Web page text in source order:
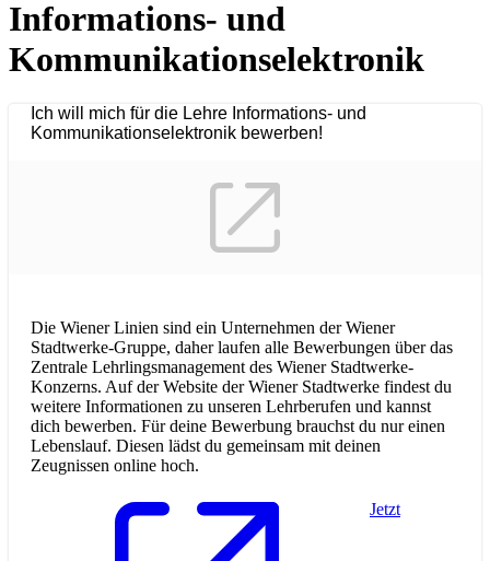
Informations- und
Kommunikationselektronik
Ich will mich für die Lehre Informations- und
Kommunikationselektronik bewerben!
Die Wiener Linien sind ein Unternehmen der Wiener
Stadtwerke-Gruppe, daher laufen alle Bewerbungen über das
Zentrale Lehrlingsmanagement des Wiener Stadtwerke-
Konzerns. Auf der Website der Wiener Stadtwerke findest du
weitere Informationen zu unseren Lehrberufen und kannst
dich bewerben. Für deine Bewerbung brauchst du nur einen
Lebenslauf. Diesen lädst du gemeinsam mit deinen
Zeugnissen online hoch.
Jetzt